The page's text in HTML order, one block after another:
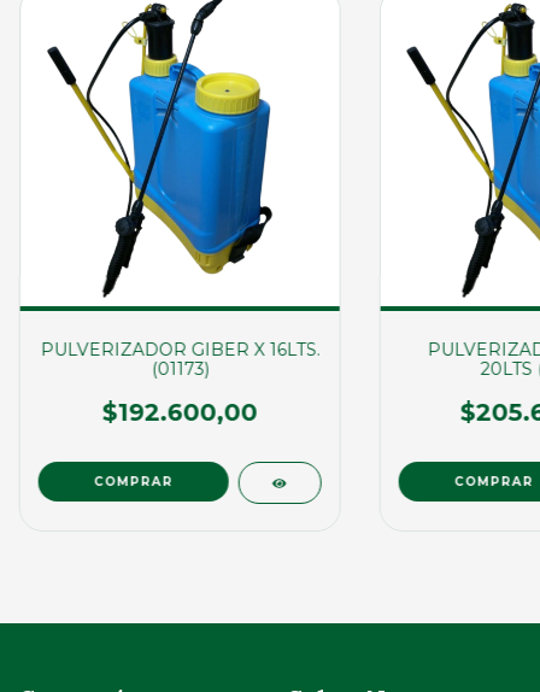
PULVERIZADOR GIBER X 16LTS.
(01173)
$192.600,00
20LTS